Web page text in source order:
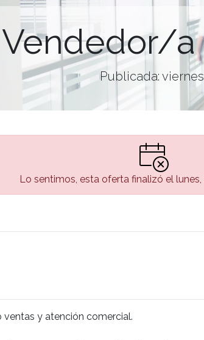
Vendedor/
Publicada:
Lo sentimos, esta oferta finalizó el
y atención comercial.